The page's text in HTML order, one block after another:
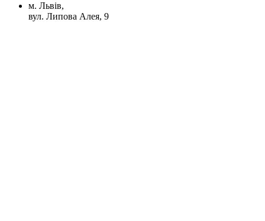
м. Львів,
вул. Липова Алея, 9